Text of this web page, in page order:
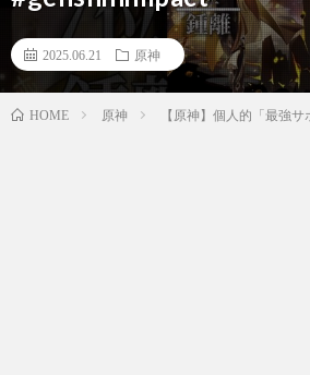
2025.06.21 原神
HOME 原神 【原神】個人的「最強